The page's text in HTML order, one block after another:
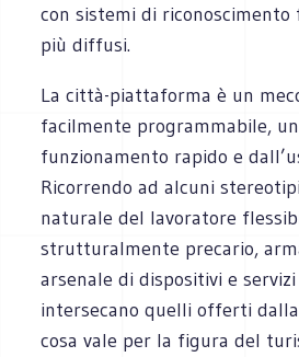
con sistemi di riconoscimento
più diffusi.
La città-piattaforma è un
facilmente programmabile,
funzionamento rapido e
Ricorrendo ad alcuni
naturale del lavoratore
strutturalmente precario,
arsenale di dispositivi e servizi
intersecano quelli offerti
cosa vale per la figura del